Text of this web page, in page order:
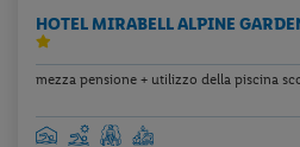
HOTEL MIRABELL ALPINE
mezza pensione + utilizzo della piscina